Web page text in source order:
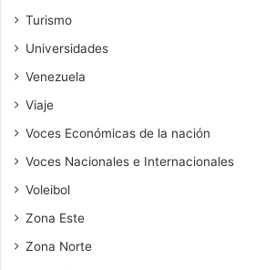
Turismo
Universidades
Venezuela
Viaje
Voces Económicas de la nación
Voces Nacionales e Internacionales
Voleibol
Zona Este
Zona Norte